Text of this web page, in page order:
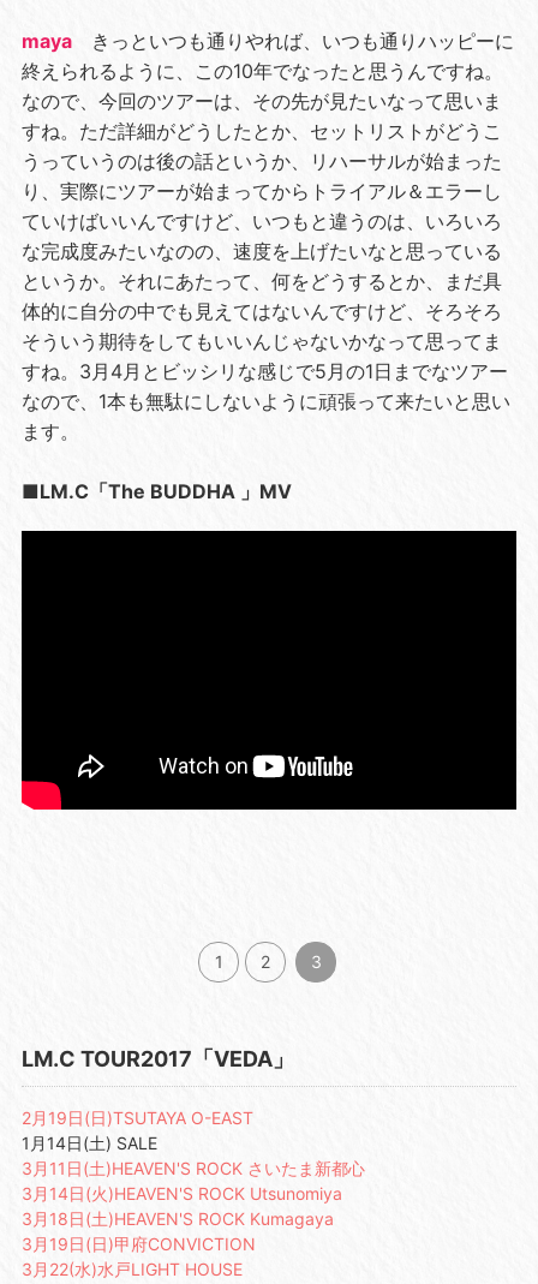
mayaきっといつも通りやれば、いつも通りハッピーに
終えられるように、この10年でなったと思うんですね。
なので、今回のツアーは、その先が見たいなって思いま
すね。ただ詳細がどうしたとか、セットリストがどうこ
うっていうのは後の話というか、リハーサルが始まった
り、実際にツアーが始まってからトライアル＆エラーし
ていけばいいんですけど、いつもと違うのは、いろいろ
な完成度みたいなのの、速度を上げたいなと思っている
というか。それにあたって、何をどうするとか、まだ具
体的に自分の中でも見えてはないんですけど、そろそろ
そういう期待をしてもいいんじゃないかなって思ってま
すね。3月4月とビッシリな感じで5月の1日までなツアー
なので、1本も無駄にしないように頑張って来たいと思い
ます。
■LM.C「The BUDDHA 」MV
1 2 3
LM.C TOUR2017「VEDA」
2月19日(日)TSUTAYA O-EAST
1月14日(土) SALE
3月11日(土)HEAVEN'S ROCK さいたま新都心
3月14日(火)HEAVEN'S ROCK Utsunomiya
3月18日(土)HEAVEN'S ROCK Kumagaya
3月19日(日)甲府CONVICTION
3月22(水)水戸LIGHT HOUSE